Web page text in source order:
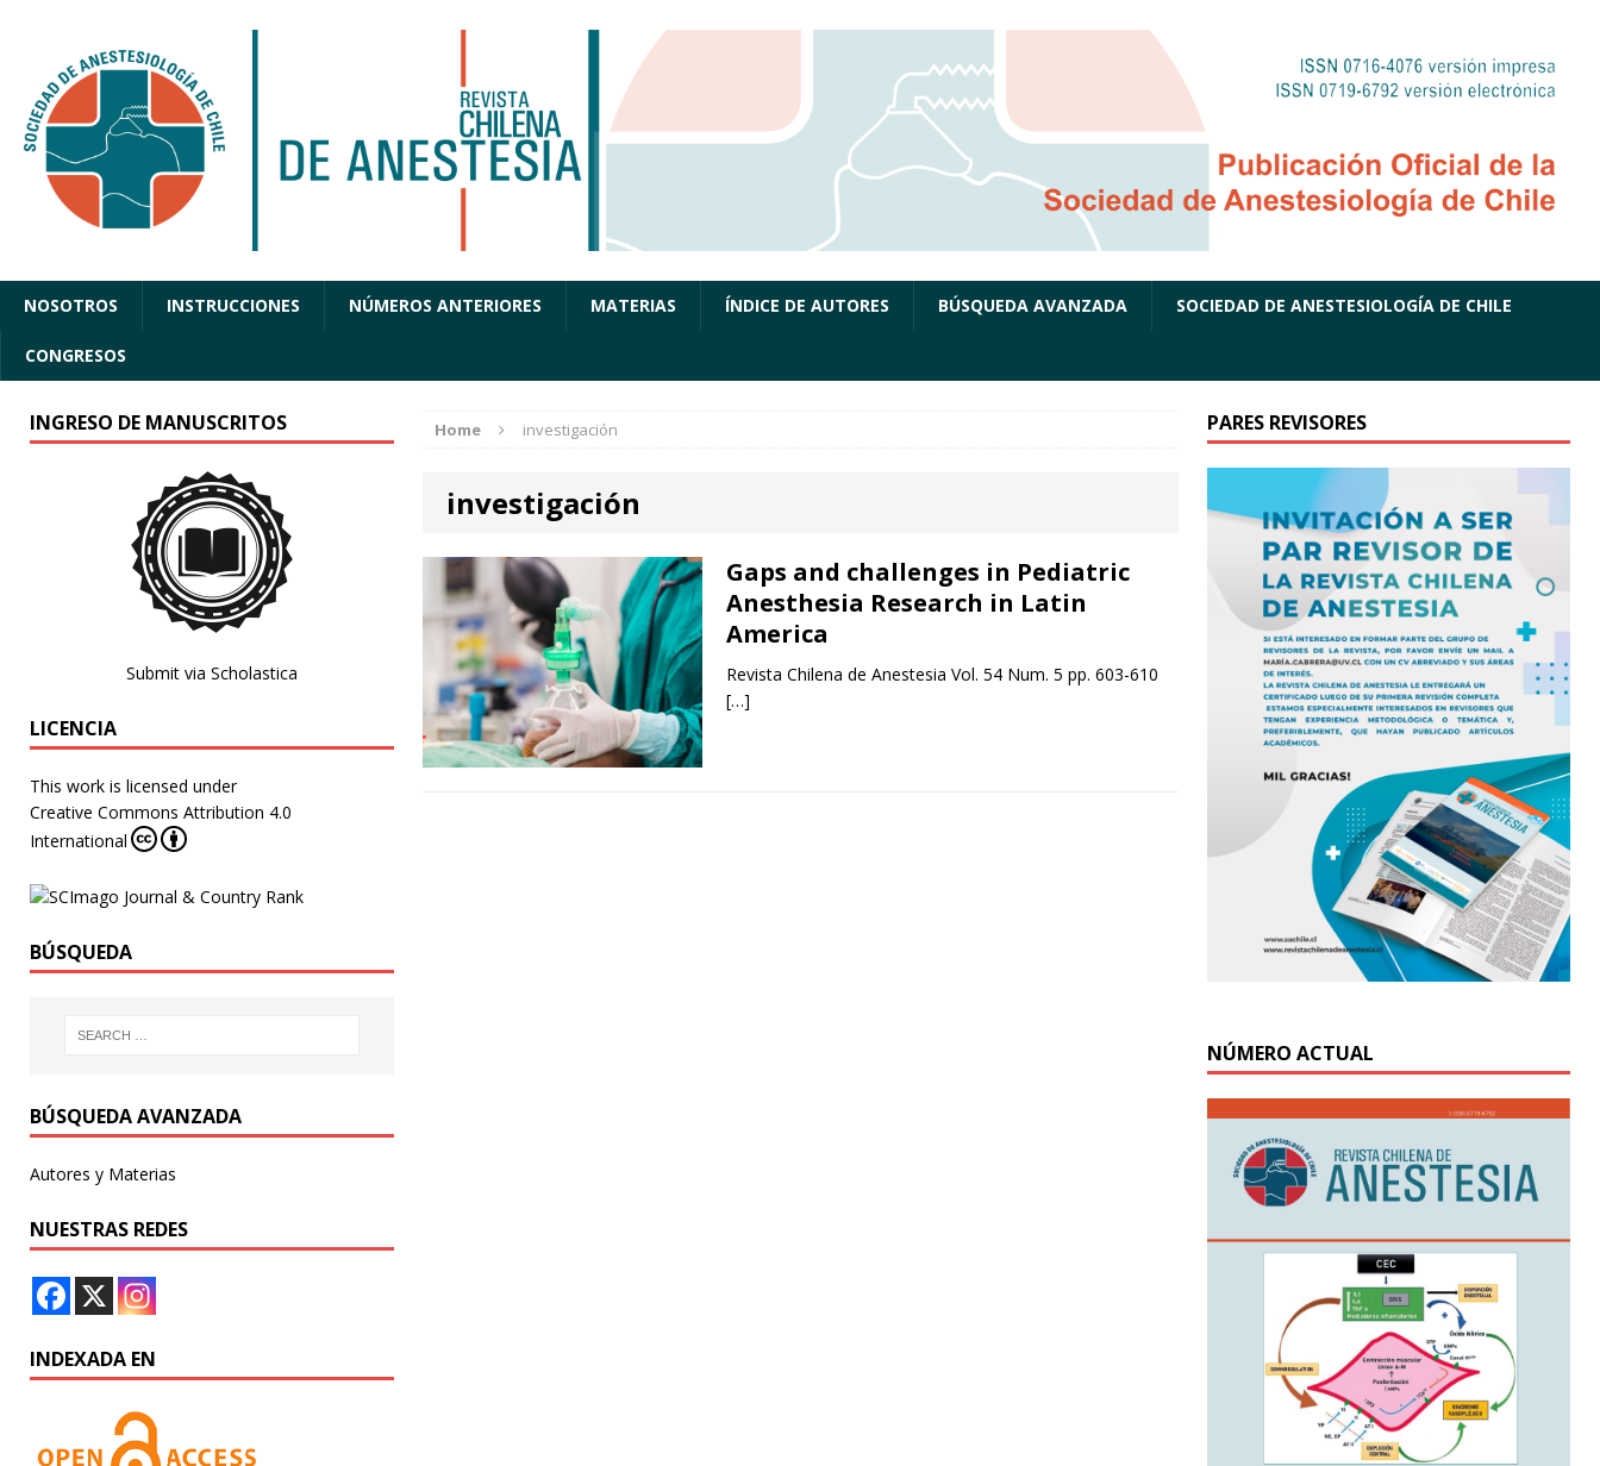
NOSOTROS INSTRUCCIONES NÚMEROS ANTERIORES MATERIAS ÍNDICE DE AUTORES BÚSQUEDA AVANZADA SOCIEDAD DE ANESTESIOLOGÍA DE CHILE
CONGRESOS
Home investigación
investigación
Gaps and challenges in Pediatric
Anesthesia Research in Latin
America
Revista Chilena de Anestesia Vol. 54 Num. 5 pp. 603-610
[…]
INGRESO DE MANUSCRITOS
Submit via Scholastica
LICENCIA
This work is licensed under
Creative Commons Attribution 4.0
International
BÚSQUEDA
BÚSQUEDA AVANZADA
Autores y Materias
NUESTRAS REDES
INDEXADA EN
PARES REVISORES
NÚMERO ACTUAL